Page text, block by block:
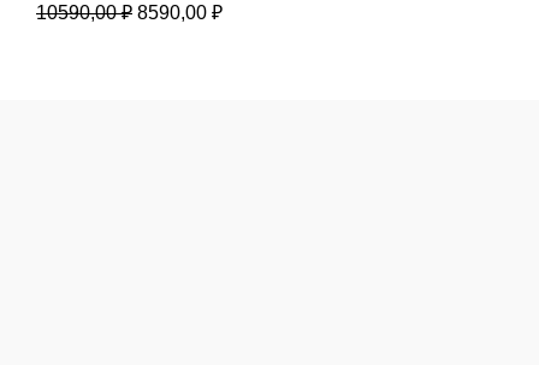
10590,00₽ Первоначальная
8590,00 ₽Текущая